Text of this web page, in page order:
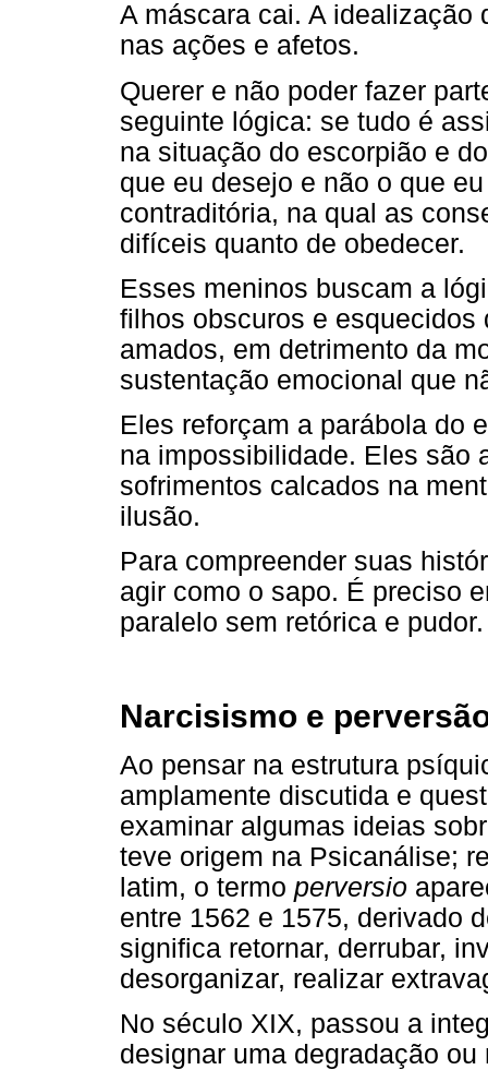
A máscara cai. A idealização
nas ações e afetos.
Querer e não poder fazer
seguinte lógica: se tudo é
na situação do escorpião e
que eu desejo e não o que
contraditória, na qual as
difíceis quanto de obedecer.
Esses meninos buscam a
filhos obscuros e
amados, em detrimento da
sustentação emocional que
Eles reforçam a parábola do
na impossibilidade. Eles são
sofrimentos calcados na
ilusão.
Para compreender suas
agir como o sapo. É preciso
paralelo sem retórica e pudor.
Narcisismo e
Ao pensar na estrutura
amplamente discutida e
examinar algumas ideias
teve origem na Psicanálise;
latim, o termo perversio
entre 1562 e 1575, derivado
significa retornar, derrubar,
desorganizar, realizar
No século XIX, passou a
designar uma degradação